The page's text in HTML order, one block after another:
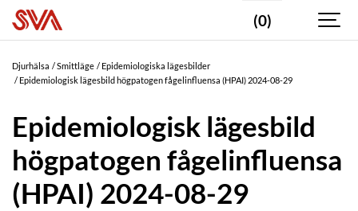
(0)
Djurhälsa Smittläge
Epidemiologiska lägesbilder
Epidemiologisk lägesbild högpatogen fågelinfluensa (HPAI) 2024-08-29
Epidemiologisk lägesbild
högpatogen fågelinfluensa
(HPAI) 2024-08-29